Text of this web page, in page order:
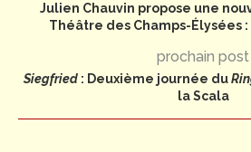
Julien Chauvin propose une
Théâtre des Champs-Élysées :
prochain post
Siegfried : Deuxième journée du
la Scala